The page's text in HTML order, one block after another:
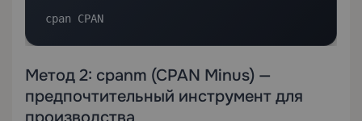
cpan CPAN
Метод 2: cpanm (CPAN Minus) —
предпочтительный инструмент для